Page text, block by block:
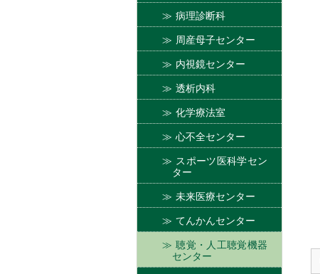
病理診断科
周産母子センター
内視鏡センター
透析内科
化学療法室
心不全センター
スポーツ医科学セン
ター
未来医療センター
てんかんセンター
聴覚・人工聴覚機器
センター